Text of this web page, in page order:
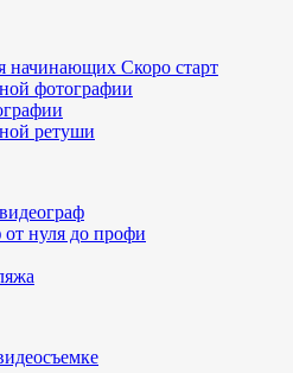
начинающих Скоро старт
фотографии
ретуши
нуля до профи